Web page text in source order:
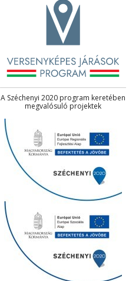
A Széchenyi 2020 program keretében
megvalósuló projektek